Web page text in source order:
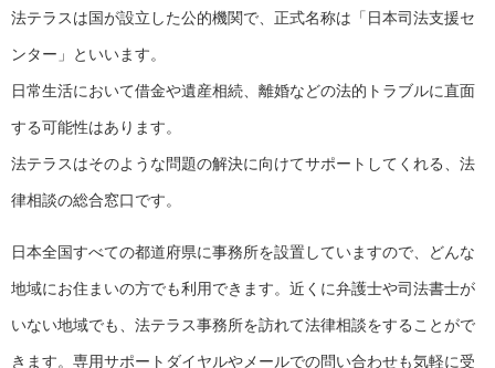
法テラスは国が設立した公的機関で、正式名称は「日本司法支援セ
ンター」といいます。
日常生活において借金や遺産相続、離婚などの法的トラブルに直面
する可能性はあります。
法テラスはそのような問題の解決に向けてサポートしてくれる、法
律相談の総合窓口です。
日本全国すべての都道府県に事務所を設置していますので、どんな
地域にお住まいの方でも利用できます。近くに弁護士や司法書士が
いない地域でも、法テラス事務所を訪れて法律相談をすることがで
きます。専用サポートダイヤルやメールでの問い合わせも気軽に受